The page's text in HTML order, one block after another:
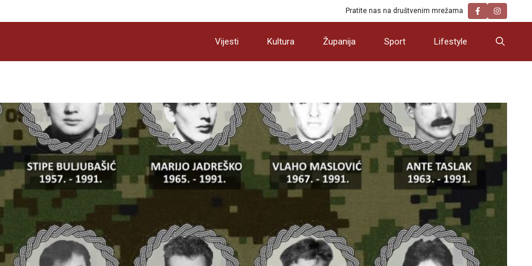
Pratite nas na društvenim mrežama
Vijesti Kultura Županija Sport Lifestyle